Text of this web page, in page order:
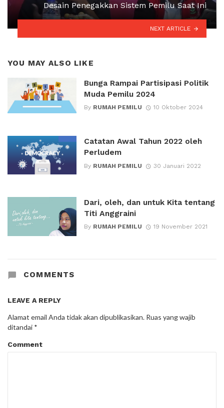
Desain Penegakkan Sistem Pemilu Saat Ini
NEXT ARTICLE
YOU MAY ALSO LIKE
Bunga Rampai Partisipasi Politik
Muda Pemilu 2024
By RUMAH PEMILU 10 Oktober 2024
Catatan Awal Tahun 2022 oleh
Perludem
By RUMAH PEMILU 30 Januari 2022
Dari, oleh, dan untuk Kita tentang
Titi Anggraini
By RUMAH PEMILU 19 November 2021
COMMENTS
LEAVE A REPLY
Alamat email Anda tidak akan dipublikasikan. Ruas yang wajib
ditandai *
Comment